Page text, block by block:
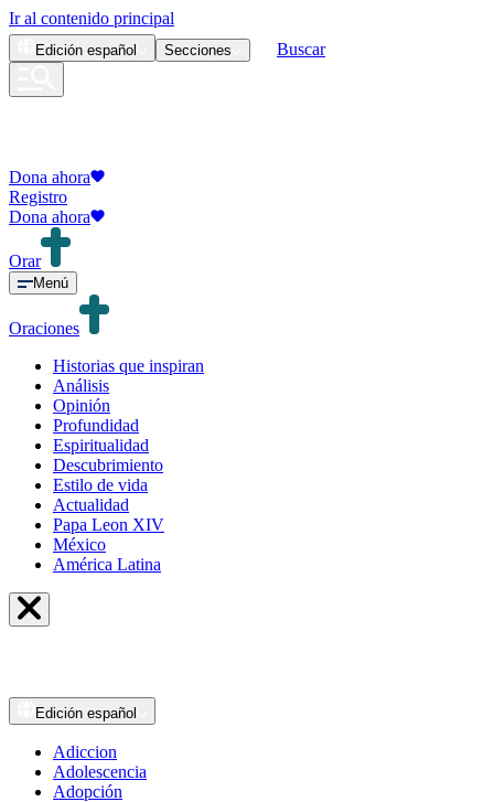
Ir al contenido principal
Edición español Secciones Buscar
Dona ahora
Registro
Dona ahora
Orar
Menú
Oraciones
Historias que inspiran
Análisis
Opinión
Profundidad
Espiritualidad
Descubrimiento
Estilo de vida
Actualidad
Papa Leon XIV
México
América Latina
Edición español
Adiccion
Adolescencia
Adopción